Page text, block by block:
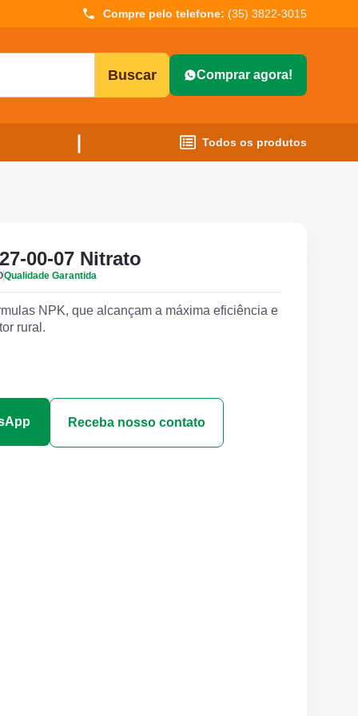
Compre pelo telefone: (35) 3822-3015
Buscar Comprar agora!
Todos os produtos
00-07 Nitrato
Qualidade Garantida
NPK, que alcançam a máxima eficiência e
rural.
Receba nosso contato